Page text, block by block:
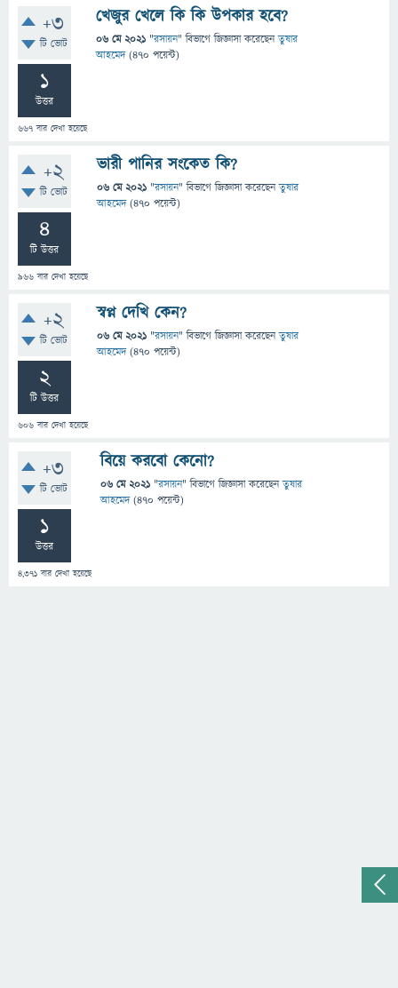
+3
টি ভোট
1
উত্তর
667 বার দেখা হয়েছে
খেজুর খেলে কি কি উপকার হবে?
06 মে 2021 "রসায়ন" বিভাগে জিজ্ঞাসাকরেছেনতুষার
আহমেদ (470 পয়েন্ট)
+2
টি ভোট
4
টি উত্তর
966 বার দেখা হয়েছে
ভারী পানির সংকেত কি?
06 মে 2021 "রসায়ন" বিভাগে জিজ্ঞাসাকরেছেনতুষার
আহমেদ (470 পয়েন্ট)
+2
টি ভোট
2
টি উত্তর
606 বার দেখা হয়েছে
স্বপ্ন দেখি কেন?
06 মে 2021 "রসায়ন" বিভাগে জিজ্ঞাসাকরেছেনতুষার
আহমেদ (470 পয়েন্ট)
+3
টি ভোট
1
উত্তর
4,371 বার দেখা হয়েছে
বিয়ে করবো কেনো?
06 মে 2021 "রসায়ন" বিভাগে জিজ্ঞাসাকরেছেনতুষার
আহমেদ (470 পয়েন্ট)